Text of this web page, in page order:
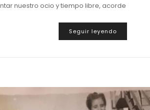
nuestro ocio y tiempo libre, acorde
Seguir leyendo